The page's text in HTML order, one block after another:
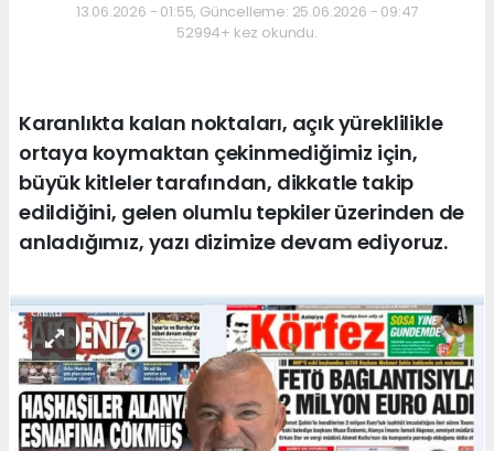
13.06.2026 - 01:55, Güncelleme: 25.06.2026 - 09:47
52994+ kez okundu.
Karanlıkta kalan noktaları, açık yüreklilikle
ortaya koymaktan çekinmediğimiz için,
büyük kitleler tarafından, dikkatle takip
edildiğini, gelen olumlu tepkiler üzerinden de
anladığımız, yazı dizimize devam ediyoruz.